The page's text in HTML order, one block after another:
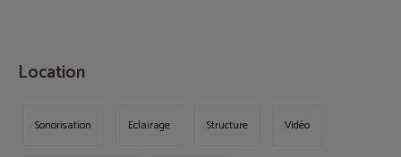
Location
Sonorisation Eclairage Structure Vidéo